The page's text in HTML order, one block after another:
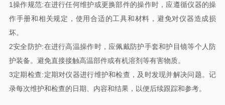
1操作规范:在进行任何维护或更换部件的操作时，应遵循仪器的操
作手册和相关规定，使用合适的工具和材料，避免对仪器造成损
坏。
2安全防护:在进行高温操作时，应佩戴防护手套和护目镜等个人防
护装备。避免直接接触高温部件或有机溶剂等有害物质。
3定期检查:定期对仪器进行维护和检查，及时发现并解决问题。记
录每次维护和检查的日期、内容和结果，以便后续跟踪和参考。